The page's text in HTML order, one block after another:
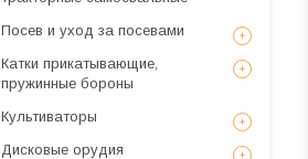
Посев и уход за посевами
Катки прикатывающие,
пружинные бороны
Культиваторы
Дисковые орудия